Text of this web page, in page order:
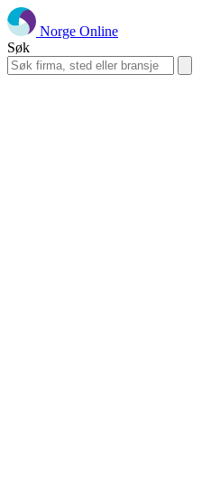
Norge Online
Søk